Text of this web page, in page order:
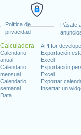
Política de
privacidad
Pásate
Calculadora
Calendario
anual
Calendario
mensual
Calendario
semanal
Data
API for
Exportación
Excel
Exportación
Excel
Exportar
Insertar un